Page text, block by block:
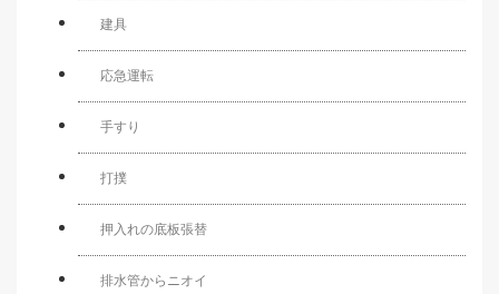
建具
応急運転
手すり
打撲
押入れの底板張替
排水管からニオイ